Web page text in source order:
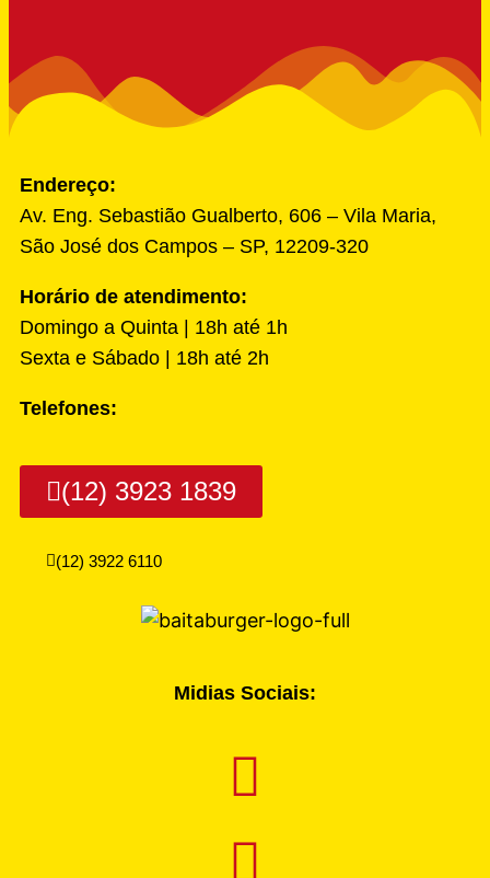
Endereço:
Av. Eng. Sebastião Gualberto, 606 – Vila Maria,
São José dos Campos – SP, 12209-320
Horário de atendimento:
Domingo a Quinta | 18h até 1h
Sexta e Sábado | 18h até 2h
Telefones:
(12) 3923 1839
(12) 3922 6110
Midias Sociais: